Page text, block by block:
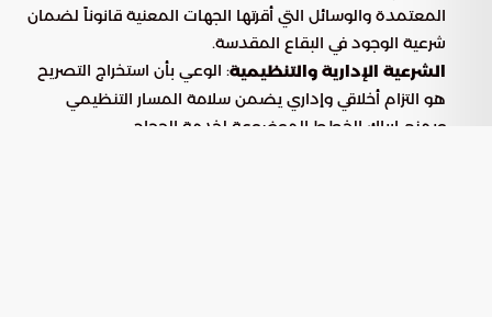
المعتمدة والوسائل التي أقرتها الجهات المعنية قانوناً لضمان
شرعية الوجود في البقاع المقدسة.
الشرعية الإدارية والتنظيمية: الوعي بأن استخراج التصريح
هو التزام أخلاقي وإداري يضمن سلامة المسار التنظيمي
ويمنع إرباك الخطط الموضوعة لخدمة الحجاج.